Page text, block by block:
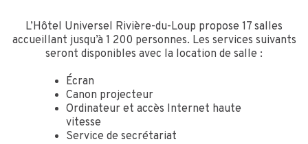
L’Hôtel Universel Rivière-du-Loup propose 17 salles
accueillant jusqu’à 1 200 personnes. Les services suivants
seront disponibles avec la location de salle :
Écran
Canon projecteur
Ordinateur et accès Internet haute
vitesse
Service de secrétariat